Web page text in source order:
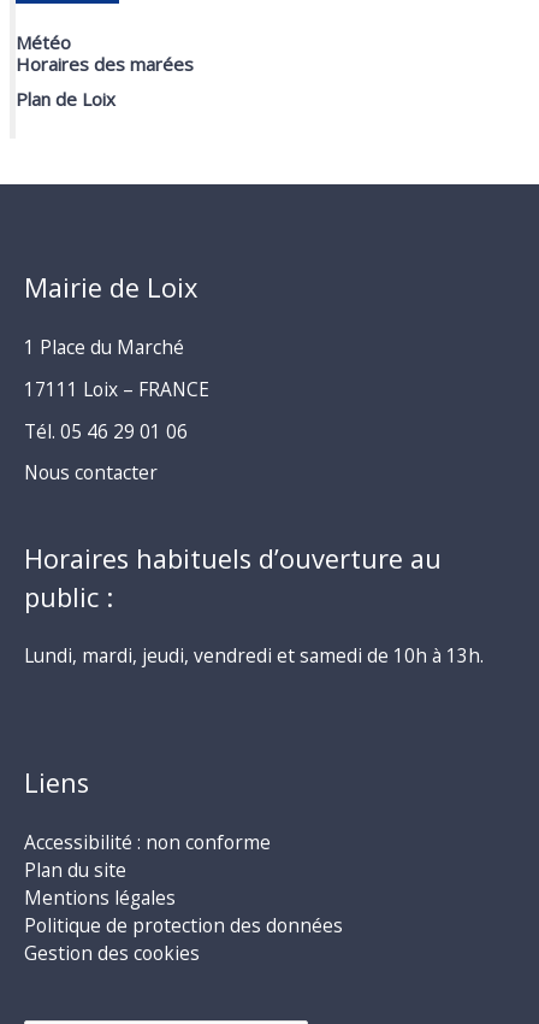
Météo
Horaires des marées
Plan de Loix
Mairie de Loix
1 Place du Marché
17111 Loix – FRANCE
Tél. 05 46 29 01 06
Nous contacter
Horaires habituels d’ouverture au
public :
Lundi, mardi, jeudi, vendredi et samedi de 10h à 13h.
Liens
Accessibilité : non conforme
Plan du site
Mentions légales
Politique de protection des données
Gestion des cookies